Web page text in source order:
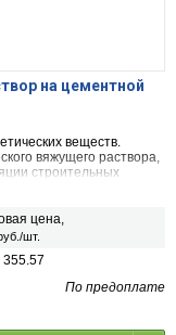
на цементной
веществ.
вяжущего раствора,
строительных
цена,
шт.
355.57
По предоплате